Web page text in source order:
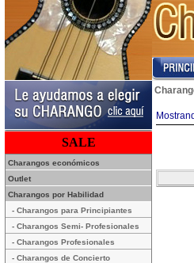
SALE
Charangos económicos
Outlet
Charangos por Habilidad
- Charangos para Principiantes
- Charangos Semi- Profesionales
- Charangos Profesionales
- Charangos de Concierto